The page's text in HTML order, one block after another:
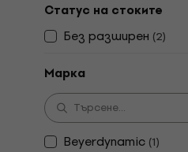
Статус на стоките
Без pазширен (2)
Марка
Beyerdynamic (1)